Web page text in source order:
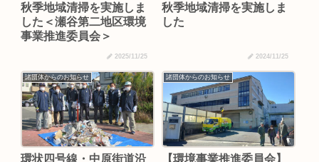
秋季地域清掃を実施しま
した＜瀬谷第二地区環境
事業推進委員会＞
2025/11/25
秋季地域清掃を実施しま
した
2024/11/25
諸団体からのお知らせ
環状四号線・中原街道沿
諸団体からのお知らせ
【環境事業推進委員会】